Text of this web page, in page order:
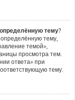
тему?
тему,
темой»,
просмотра тем.
ответа» при
тему.